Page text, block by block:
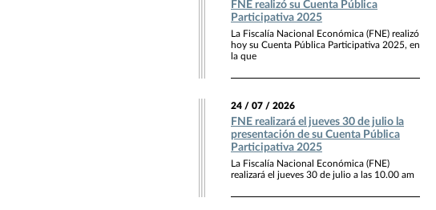
FNE realizó su Cuenta Pública
Participativa 2025
La Fiscalía Nacional Económica (FNE) realizó
hoy su Cuenta Pública Participativa 2025, en
la que
24 / 07 / 2026
FNE realizará el jueves 30 de julio la
presentación de su Cuenta Pública
Participativa 2025
La Fiscalía Nacional Económica (FNE)
realizará el jueves 30 de julio a las 10.00 am